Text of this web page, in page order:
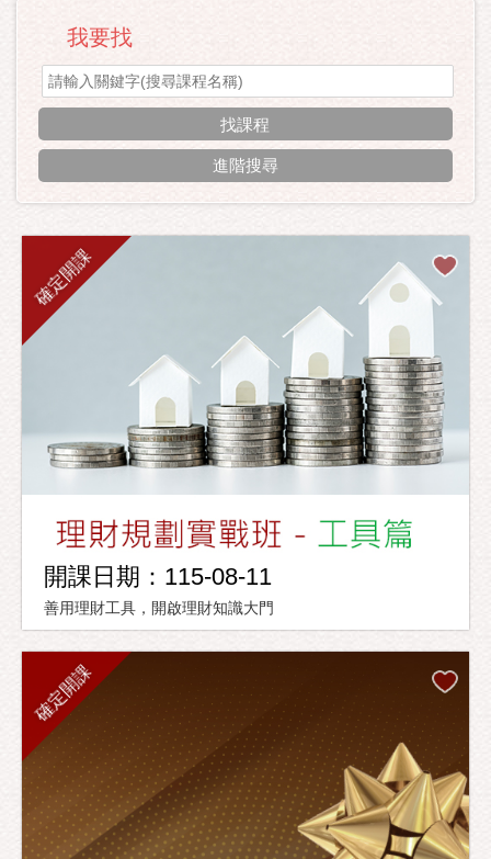
我要找
進階搜尋
確定開課
開課日期：115-08-11
善用理財工具，開啟理財知識大門
確定開課